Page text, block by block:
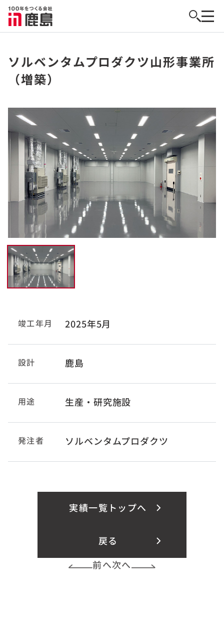
ソルベンタムプロダクツ山形事業所
（増築）
竣工年月 2025年5月
設計 鹿島
用途 生産・研究施設
発注者 ソルベンタムプロダクツ
実績一覧トップへ
戻る
前へ次へ